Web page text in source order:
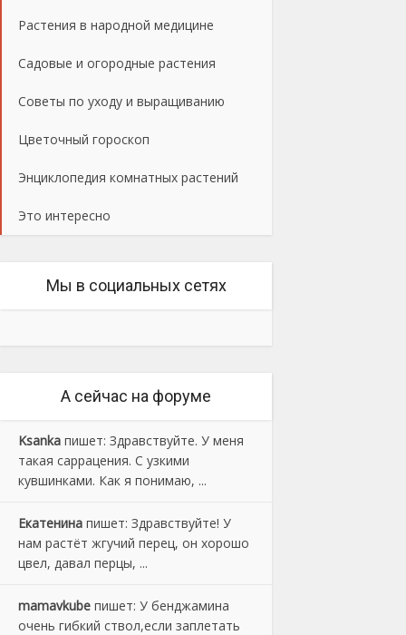
Растения в народной медицине
Садовые и огородные растения
Советы по уходу и выращиванию
Цветочный гороскоп
Энциклопедия комнатных растений
Это интересно
Мы в социальных сетях
А сейчас на форуме
Ksanka пишет: Здравствуйте. У меня
такая саррацения. С узкими
кувшинками. Как я понимаю, ...
Екатенина пишет: Здравствуйте! У
нам растёт жгучий перец, он хорошо
цвел, давал перцы, ...
mamavkube пишет: У бенджамина
очень гибкий ствол,если заплетать